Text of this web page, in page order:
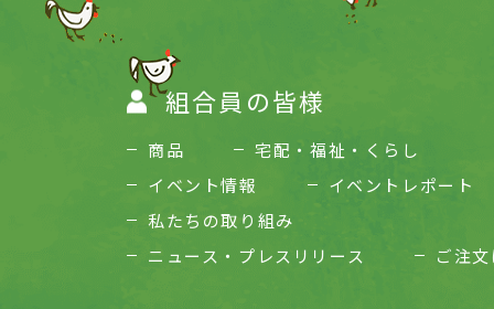
組合員の皆様
商品
宅配・福祉・くらし
イベント情報
イベントレポート
私たちの取り組み
ニュース・プレスリリース
ご注